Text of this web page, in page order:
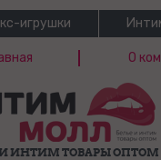
игрушки
О
И ИНТИМ ТОВАРЫ ОПТОМ